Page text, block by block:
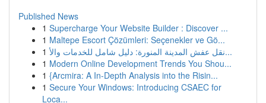
Published News
1 Supercharge Your Website Builder : Discover ...
1 Maltepe Escort Çözümleri: Seçenekler ve Gö...
1
نقل عفش المدينة المنورة: دليل شامل للخدمات والأ...
1 Modern Online Development Trends You Shou...
1 {Arcmira: A In-Depth Analysis into the Risin...
1 Secure Your Windows: Introducing CSAEC for
Loca...